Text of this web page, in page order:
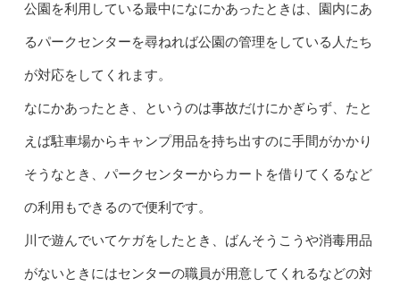
公園を利用している最中になにかあったときは、園内にあ
るパークセンターを尋ねれば公園の管理をしている人たち
が対応をしてくれます。
なにかあったとき、というのは事故だけにかぎらず、たと
えば駐車場からキャンプ用品を持ち出すのに手間がかかり
そうなとき、パークセンターからカートを借りてくるなど
の利用もできるので便利です。
川で遊んでいてケガをしたとき、ばんそうこうや消毒用品
がないときにはセンターの職員が用意してくれるなどの対